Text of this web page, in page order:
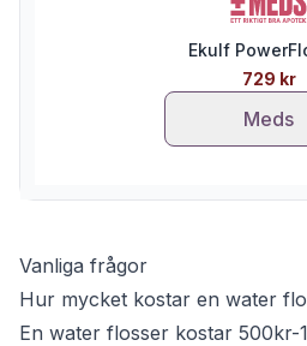
Ekulf
729 kr
Meds
Vanliga frågor
Hur mycket kostar en water
En water flosser kostar 500kr-